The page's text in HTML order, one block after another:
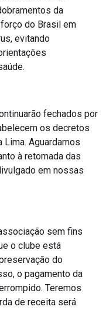
da
do Brasil em
evitando
fechados por
os decretos
Aguardamos
à retomada das
em nossas
sem fins
o clube está
do
o pagamento da
Teremos
de receita será